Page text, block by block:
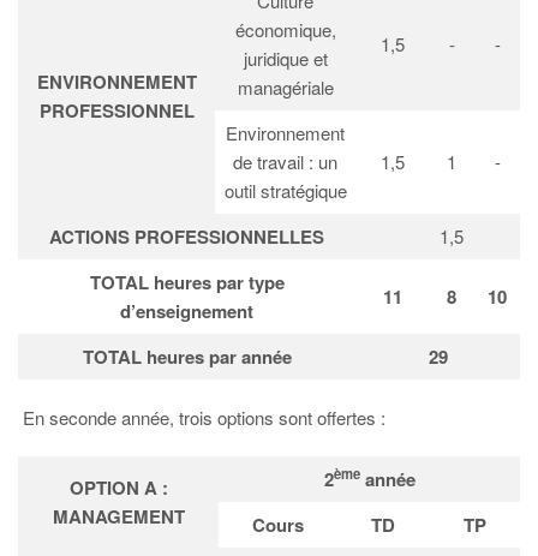
ENVIRONNEMENT
PROFESSIONNEL
économique,
juridique et
managériale
1,5 - -
Environnement
de travail : un
outil stratégique
1,5 1 -
ACTIONS PROFESSIONNELLES 1,5
TOTAL heures par type
d’enseignement
11 8 10
TOTAL heures par année 29
En seconde année, trois options sont offertes :
OPTION A :
MANAGEMENT
2èmeannée
Cours
TD TP